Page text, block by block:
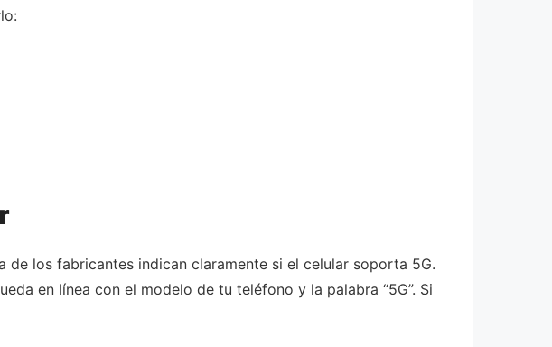
los fabricantes indican claramente si el celular soporta 5G.
en línea con el modelo de tu teléfono y la palabra “5G”. Si